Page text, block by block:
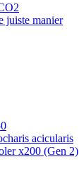
juiste manier
acicularis
x200 (Gen 2)